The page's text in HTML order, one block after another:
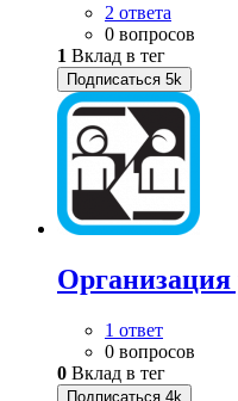
2 ответа
0 вопросов
1 Вклад в тег
Подписаться 5k
Организация
1 ответ
0 вопросов
0 Вклад в тег
Подписаться 4k